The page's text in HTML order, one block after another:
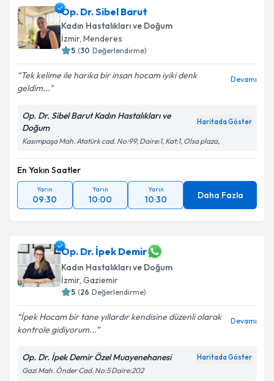
Op. Dr. Sibel Barut
Kadın Hastalıkları ve Doğum
İzmir, Menderes
5 (30 Değerlendirme)
Tek kelime ile harika bir insan hocam iyiki denk
geldim...
Devamı
Op. Dr. Sibel Barut Kadın Hastalıkları ve
Doğum
Haritada Göster
Kasımpaşa Mah. Atatürk cad. No:99, Daire:1, Kat:1, Olsa plaza,
En Yakın Saatler
Yarın
09:30
Yarın
10:00
Yarın
10:30 Daha Fazla
Op. Dr. İpek Demir
Kadın Hastalıkları ve Doğum
İzmir, Gaziemir
5 (26 Değerlendirme)
İpek Hocam bir tane yıllardır kendisine düzenli olarak
kontrole gidiyorum...
Devamı
Op. Dr. İpek Demir Özel Muayenehanesi Haritada Göster
Gazi Mah. Önder Cad. No:5 Daire:202